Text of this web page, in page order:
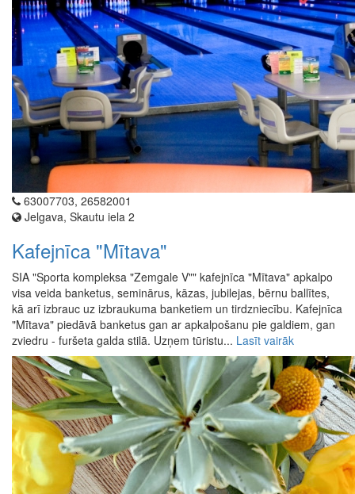
63007703, 26582001
Jelgava, Skautu iela 2
Kafejnīca "Mītava"
SIA "Sporta kompleksa "Zemgale V"" kafejnīca "Mītava" apkalpo
visa veida banketus, seminārus, kāzas, jubilejas, bērnu ballītes,
kā arī izbrauc uz izbraukuma banketiem un tirdzniecību. Kafejnīca
"Mītava" piedāvā banketus gan ar apkalpošanu pie galdiem, gan
zviedru - furšeta galda stilā. Uzņem tūristu... Lasīt vairāk